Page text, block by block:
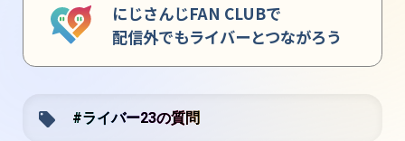
にじさんじFAN CLUBで
配信外でもライバーとつながろう
#ライバー23の質問